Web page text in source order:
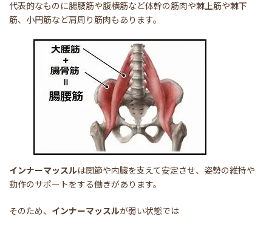
代表的なものに腸腰筋や腹横筋など体幹の筋肉や棘上筋や棘下
筋、小円筋など肩周り筋肉もあります。
インナーマッスルは関節や内臓を支えて安定させ、姿勢の維持や
動作のサポートをする働きがあります。
そのため、 インナーマッスルが弱い状態では